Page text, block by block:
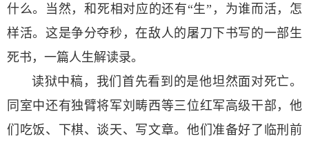
什么。当然，和死相对应的还有“生”，为谁而活，怎
样活。这是争分夺秒，在敌人的屠刀下书写的一部生
死书，一篇人生解读录。
读狱中稿，我们首先看到的是他坦然面对死亡。
同室中还有独臂将军刘畴西等三位红军高级干部，他
们吃饭、下棋、谈天、写文章。他们准备好了临刑前